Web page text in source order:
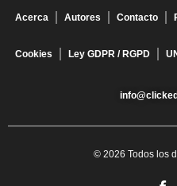
Acerca Autores Contacto
Cookies Ley GDPR / RGPD
© 2026 Todos los